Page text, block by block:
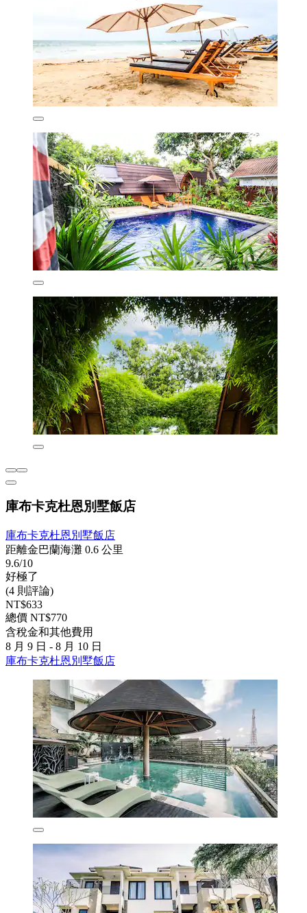
庫布卡克杜恩別墅飯店
庫布卡克杜恩別墅飯店
距離金巴蘭海灘 0.6 公里
9.6/10
好極了
(4 則評論)
NT$633
總價 NT$770
含稅金和其他費用
8 月 9 日 - 8 月 10 日
庫布卡克杜恩別墅飯店